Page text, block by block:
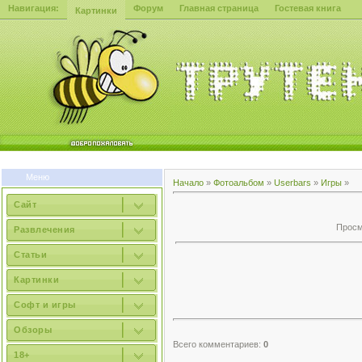
Навигация: Картинки Форум Главная страница Гостевая книга
Меню
Сайт
Развлечения
Статьи
Картинки
Софт и игры
Обзоры
18+
Начало » Фотоальбом » Userbars » Игры »
Всего комментариев: 0